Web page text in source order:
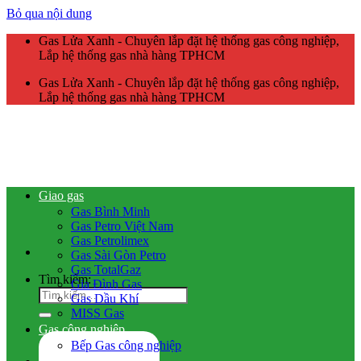
Bỏ qua nội dung
Gas Lửa Xanh - Chuyên lắp đặt hệ thống gas công nghiệp,
Lắp hệ thống gas nhà hàng TPHCM
Gas Lửa Xanh - Chuyên lắp đặt hệ thống gas công nghiệp,
Lắp hệ thống gas nhà hàng TPHCM
Tìm kiếm:
Giao gas
Gas Bình Minh
Gas Petro Việt Nam
Gas Petrolimex
Gas Sài Gòn Petro
Gas TotalGaz
Gia Đình Gas
Gas Dầu Khí
MISS Gas
Gas công nghiệp
Bếp Gas công nghiệp